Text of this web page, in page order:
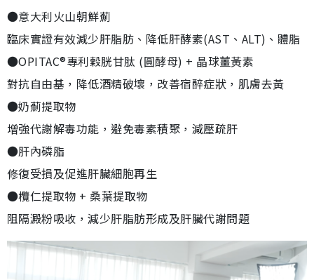
●意大利火山朝鮮薊
臨床實證有效減少肝脂肪、降低肝酵素(AST、ALT)、體脂
●OPITAC®專利穀胱甘肽 (圓酵母) + 晶球薑黃素
對抗自由基，降低酒精破壞，改善宿醉症狀，肌膚去黃
●奶薊提取物
增強代謝解毒功能，避免毒素積聚，減壓疏肝
●肝內磷脂
修復受損及促進肝臟細胞再生
●欖仁提取物 + 桑葉提取物
阻隔澱粉吸收，減少肝脂肪形成及肝臟代謝問題